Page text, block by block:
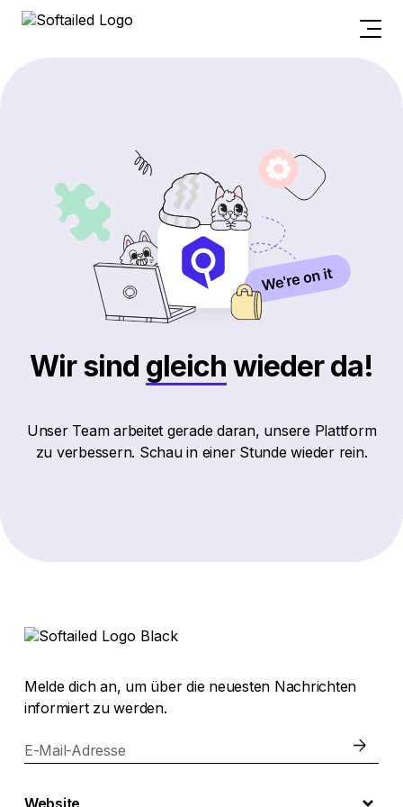
Wir sind gleich wieder da!
Unser Team arbeitet gerade daran, unsere Plattform
zu verbessern. Schau in einer Stunde wieder rein.
Melde dich an, um über die neuesten Nachrichten
informiert zu werden.
E-Mail-Adresse
Website